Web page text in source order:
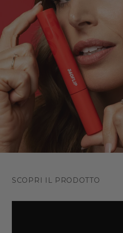
VERSATILE
Grazie alla sua formula
ciglia, donando volume,
dalle prime passate, e può
ottenere l’effetto desiderato.
SCOPRI IL PRODOTTO